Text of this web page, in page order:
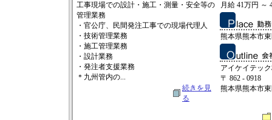
工事現場での設計・施工・測量・安全等の
管理業務
・官公庁、民間発注工事での現場代理人
・技術管理業務
・施工管理業務
・設計業務
・発注者支援業務
＊九州管内の...
続きを見
る
月給 41万円 ～
熊本県熊本市
アイケイテッ
〒 862 - 0918
熊本県熊本市